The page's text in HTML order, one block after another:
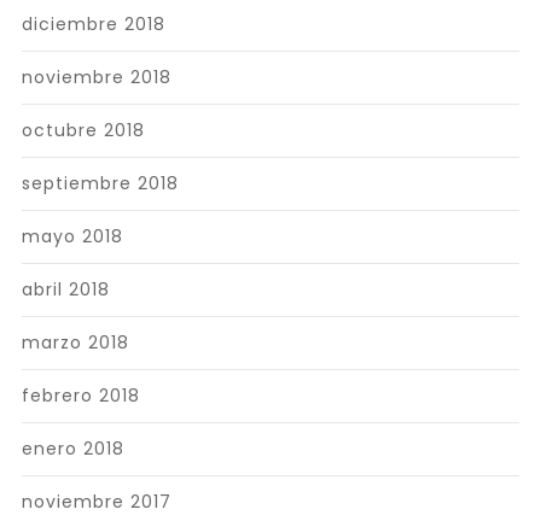
diciembre 2018
noviembre 2018
octubre 2018
septiembre 2018
mayo 2018
abril 2018
marzo 2018
febrero 2018
enero 2018
noviembre 2017